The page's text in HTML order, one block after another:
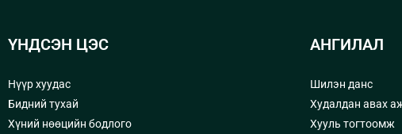
ҮНДСЭН ЦЭС
Нүүр хуудас
Бидний тухай
Хүний нөөцийн бодлого
АНГИЛАЛ
Шилэн данс
Худалдан авах
Хууль тогтоомж